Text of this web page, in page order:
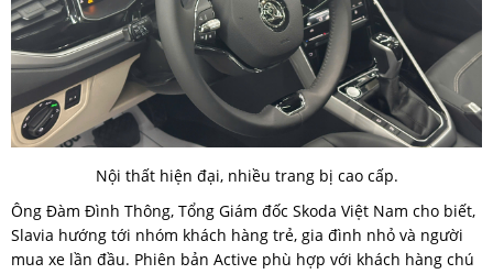
Nội thất hiện đại, nhiều trang bị cao cấp.
Ông Đàm Đình Thông, Tổng Giám đốc Skoda Việt Nam cho biết,
Slavia hướng tới nhóm khách hàng trẻ, gia đình nhỏ và người
mua xe lần đầu. Phiên bản Active phù hợp với khách hàng chú